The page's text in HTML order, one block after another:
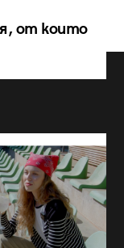
от които